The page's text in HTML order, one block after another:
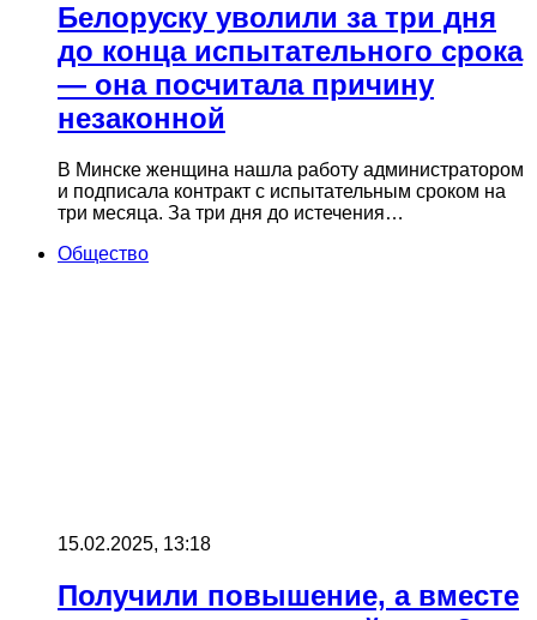
Белоруску уволили за три дня
до конца испытательного срока
— она посчитала причину
незаконной
В Минске женщина нашла работу администратором
и подписала контракт с испытательным сроком на
три месяца. За три дня до истечения…
Общество
15.02.2025, 13:18
Получили повышение, а вместе